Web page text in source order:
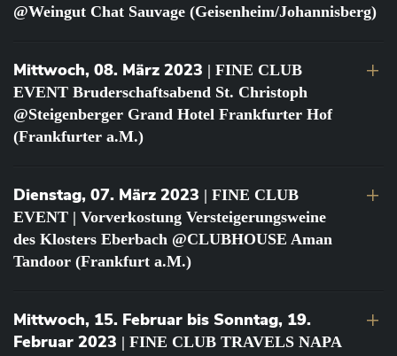
@Weingut Chat Sauvage (Geisenheim/Johannisberg)
Mittwoch, 08. März 2023 | FINE CLUB
EVENT Bruderschaftsabend St. Christoph
@Steigenberger Grand Hotel Frankfurter Hof
(Frankfurter a.M.)
Dienstag, 07. März 2023 | FINE CLUB
EVENT | Vorverkostung Versteigerungsweine
des Klosters Eberbach @CLUBHOUSE Aman
Tandoor (Frankfurt a.M.)
Mittwoch, 15. Februar bis Sonntag, 19.
Februar 2023 | FINE CLUB TRAVELS NAPA